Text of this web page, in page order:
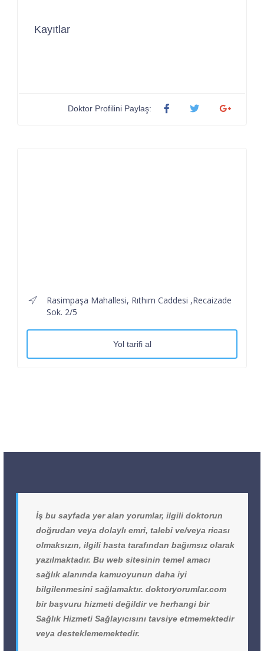
Kayıtlar
Doktor Profilini Paylaş:
Rasimpaşa Mahallesi, Rıthım Caddesi ,Recaizade
Sok. 2/5
Yol tarifi al
İş bu sayfada yer alan yorumlar, ilgili doktorun
doğrudan veya dolaylı emri, talebi ve/veya ricası
olmaksızın, ilgili hasta tarafından bağımsız olarak
yazılmaktadır. Bu web sitesinin temel amacı
sağlık alanında kamuoyunun daha iyi
bilgilenmesini sağlamaktır. doktoryorumlar.com
bir başvuru hizmeti değildir ve herhangi bir
Sağlık Hizmeti Sağlayıcısını tavsiye etmemektedir
veya desteklememektedir.